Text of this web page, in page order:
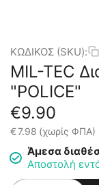
ΚΩΔΙΚΟΣ (SKU):
MIL-TEC
"POLICE"
€9.90
€7.98 (χωρίς ΦΠΑ)
Άμεσα
Αποστολή